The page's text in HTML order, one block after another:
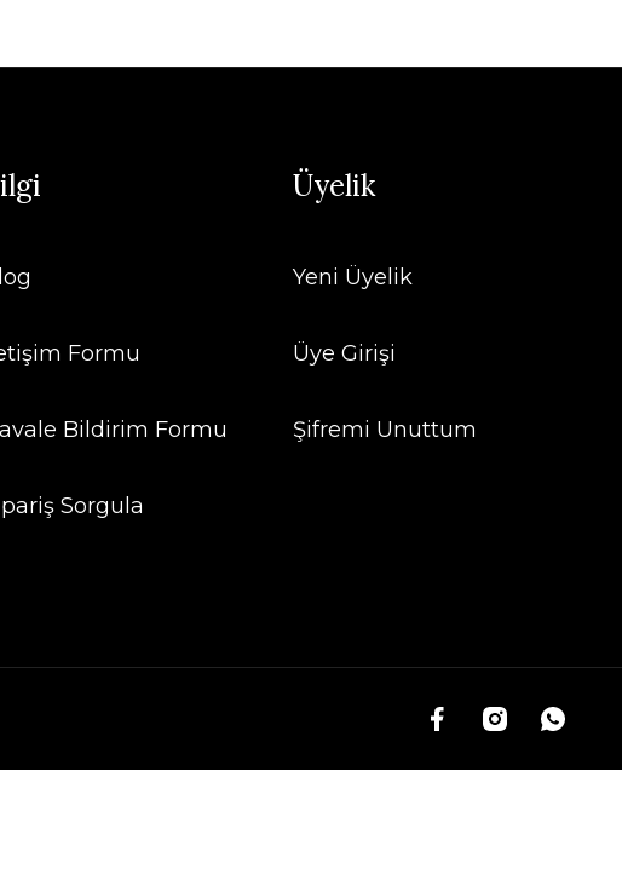
Formu
Bildirim Formu
Sorgula
Üyelik
Yeni Üyelik
Üye Girişi
Şifremi Unuttum